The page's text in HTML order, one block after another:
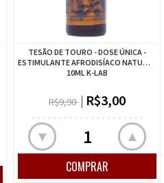
TESÃO DE TOURO - DOSE ÚNICA -
ESTIMULANTE AFRODISÍACO NATURAL
10ML K-LAB
R$9,90 R$3,00
▲
▼